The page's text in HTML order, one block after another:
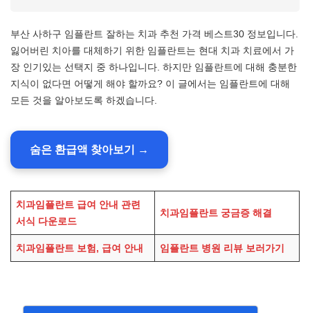
부산 사하구 임플란트 잘하는 치과 추천 가격 베스트30 정보입니다.
잃어버린 치아를 대체하기 위한 임플란트는 현대 치과 치료에서 가
장 인기있는 선택지 중 하나입니다. 하지만 임플란트에 대해 충분한
지식이 없다면 어떻게 해야 할까요? 이 글에서는 임플란트에 대해
모든 것을 알아보도록 하겠습니다.
숨은 환급액 찾아보기 →
치과임플란트 급여 안내 관련
서식 다운로드
치과임플란트 궁금증 해결
치과임플란트 보험, 급여 안내 임플란트 병원 리뷰 보러가기